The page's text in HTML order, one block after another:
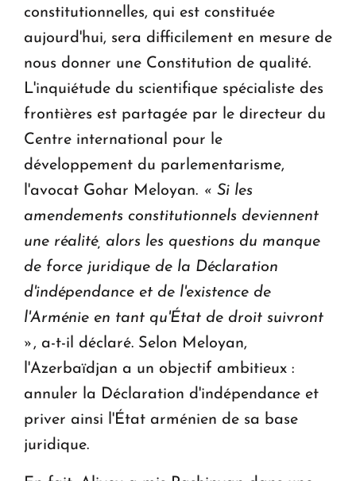
constitutionnelles, qui est constituée
aujourd'hui, sera difficilement en mesure de
nous donner une Constitution de qualité.
L'inquiétude du scientifique spécialiste des
frontières est partagée par le directeur du
Centre international pour le
développement du parlementarisme,
l'avocat Gohar Meloyan. « Si les
amendements constitutionnels deviennent
une réalité, alors les questions du manque
de force juridique de la Déclaration
d'indépendance et de l'existence de
l'Arménie en tant qu'État de droit suivront
», a-t-il déclaré. Selon Meloyan,
l'Azerbaïdjan a un objectif ambitieux :
annuler la Déclaration d'indépendance et
priver ainsi l'État arménien de sa base
juridique.